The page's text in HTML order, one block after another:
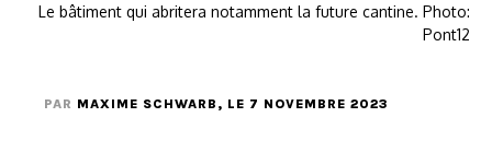
Le bâtiment qui abritera notamment la future cantine. Photo:
Pont12
PAR MAXIME SCHWARB , LE 7 NOVEMBRE 2023